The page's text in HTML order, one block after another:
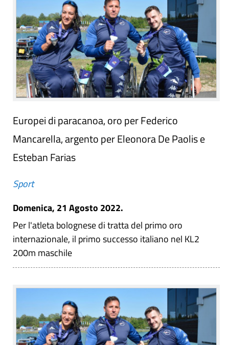
Europei di paracanoa, oro per Federico
Mancarella, argento per Eleonora De Paolis e
Esteban Farias
Sport
Domenica, 21 Agosto 2022.
Per l'atleta bolognese di tratta del primo oro
internazionale, il primo successo italiano nel KL2
200m maschile